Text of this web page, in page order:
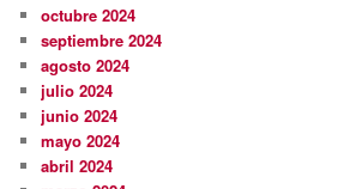
octubre 2024
septiembre 2024
agosto 2024
julio 2024
junio 2024
mayo 2024
abril 2024